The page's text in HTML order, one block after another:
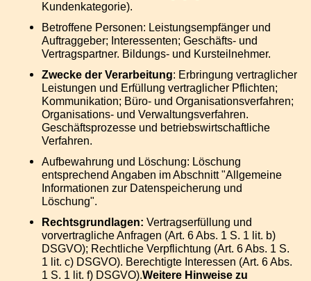
Kundenkategorie).
Betroffene Personen: Leistungsempfänger und
Auftraggeber; Interessenten; Geschäfts- und
Vertragspartner. Bildungs- und Kursteilnehmer.
Zwecke der Verarbeitung: Erbringung vertraglicher
Leistungen und Erfüllung vertraglicher Pflichten;
Kommunikation; Büro- und Organisationsverfahren;
Organisations- und Verwaltungsverfahren.
Geschäftsprozesse und betriebswirtschaftliche
Verfahren.
Aufbewahrung und Löschung: Löschung
entsprechend Angaben im Abschnitt "Allgemeine
Informationen zur Datenspeicherung und
Löschung".
Rechtsgrundlagen: Vertragserfüllung und
vorvertragliche Anfragen (Art. 6 Abs. 1 S. 1 lit. b)
DSGVO); Rechtliche Verpflichtung (Art. 6 Abs. 1 S.
1 lit. c) DSGVO). Berechtigte Interessen (Art. 6 Abs.
1 S. 1 lit. f) DSGVO).Weitere Hinweise zu